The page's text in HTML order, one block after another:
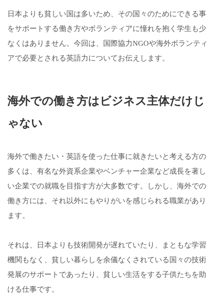
日本よりも貧しい国は多いため、その国々のためにできる事
をサポートする働き方やボランティアに憧れを抱く学生も少
なくはありません。今回は、国際協力NGOや海外ボランティ
アで必要とされる英語力についてお伝えします。
海外での働き方はビジネス主体だけじ
ゃない
海外で働きたい・英語を使った仕事に就きたいと考える方の
多くは、有名な外資系企業やベンチャー企業など成長を著し
い企業での就職を目指す方が大多数です。しかし、海外での
働き方には、それ以外にもやりがいを感じられる職業があり
ます。
それは、日本よりも技術開発が遅れていたり、まともな学習
機関もなく、貧しい暮らしを余儀なくされている国々の技術
発展のサポートであったり、貧しい生活をする子供たちを助
ける仕事です。